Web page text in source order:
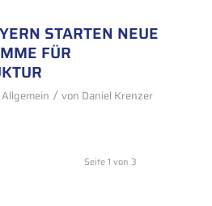
STARTEN NEUE
FÜR
Allgemein / von Daniel Krenzer
Seite 1 von 3